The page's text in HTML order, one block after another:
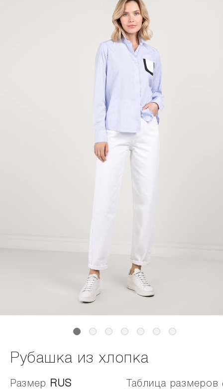
Рубашка из хлопка
Размер RUS Таблица размеров